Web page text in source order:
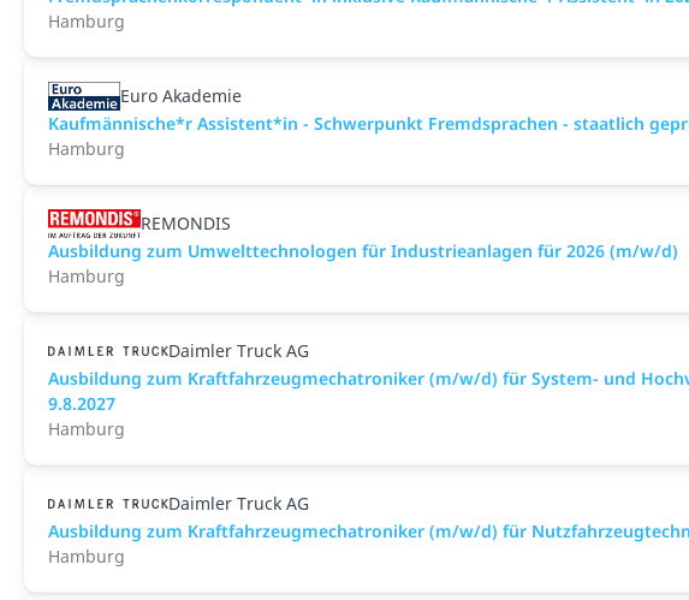
Hamburg
Euro Akademie
Kaufmännische*r Assistent*in - Schwerpunkt Fremdsprachen - staatlich
Hamburg
REMONDIS
Ausbildung zum Umwelttechnologen für Industrieanlagen für 2026 (m/w/d)
Hamburg
Daimler Truck AG
Ausbildung zum Kraftfahrzeugmechatroniker (m/w/d) für System- und
9.8.2027
Hamburg
Daimler Truck AG
Ausbildung zum Kraftfahrzeugmechatroniker (m/w/d) für
Hamburg